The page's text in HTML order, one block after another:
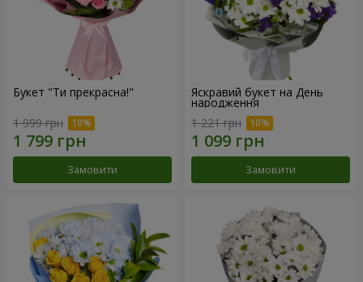
Букет "Ти прекрасна!"
1 999 грн
Замовити
Яскравий букет на День
народження
1 221 грн
Замовити